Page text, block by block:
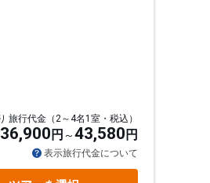
旅行代金（2～4名1室・税込）
36,900 円 43,580 円
表示旅行代金について